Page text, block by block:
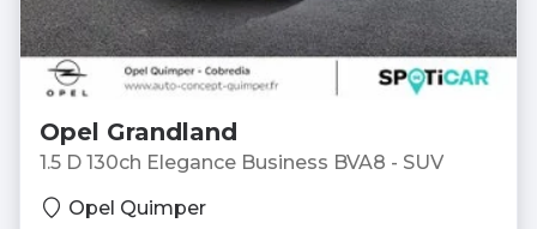
Opel Grandland
1.5 D 130ch Elegance Business BVA8 - SUV
Opel Quimper